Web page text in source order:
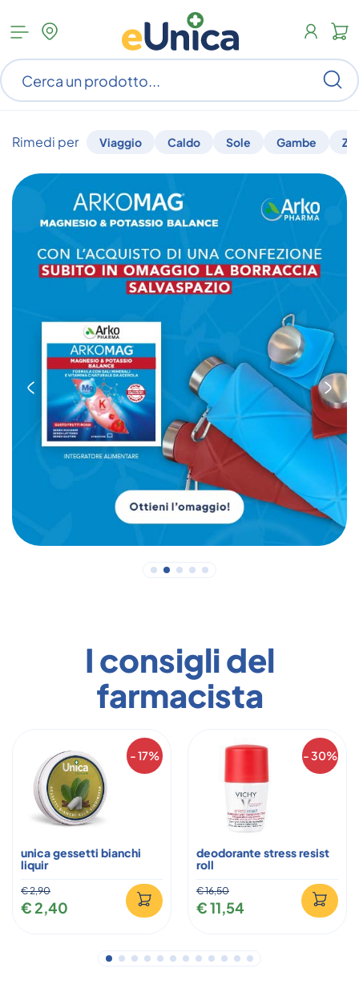
Apri
menu
categorie
Rimedi per Viaggio Caldo Sole Gambe
I consigli del
farmacista
- 17%
unica gessetti bianchi
liquir
€ 2,90
€ 2,40
- 30%
deodorante stress resist
roll
€ 16,50
€ 11,54